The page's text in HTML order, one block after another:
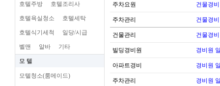
호텔주방 호텔조리사
호텔욕실청소 호텔세탁
호텔식기세척 일당/시급
벨맨 알바 기타
모 텔
모텔청소(룸메이드)
주차요원 건물경
주차관리 건물경
건물관리 건물경
빌딩경비원 경비원
아파트경비 경비원
주차관리 경비원